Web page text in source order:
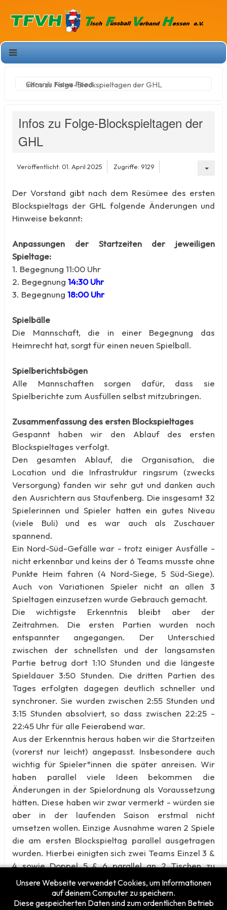
Chronik News Feed
Infos zu Folge-Blockspieltagen der GHL
Infos zu Folge-Blockspieltagen der
GHL
Veröffentlicht: 01. April 2025 Zugriffe: 9129
Der Vorstand gibt nach dem Resümee des ersten
Blockspieltags der GHL folgende Änderungen und
Hinweise bekannt:
Anpassungen der Startzeiten der jeweiligen
Spieltage:
1. Begegnung 11:00 Uhr
2. Begegnung 14:30 Uhr
3. Begegnung 18:00 Uhr
Spielbälle
Die Mannschaft, die in einer Begegnung das
Heimrecht hat, sorgt für einen neuen Spielball.
Spielberichtsbögen
Alle Mannschaften sorgen dafür, dass sie
Spielberichte zum Ausfüllen selbst mitzubringen.
Zusammenfassung des ersten Blockspieltages
Gespannt haben wir den Ablauf des ersten
Blockspieltages verfolgt.
Den gesamten Ablauf, die Organisation, die
Location und die Infrastruktur ringsrum (zwecks
Versorgung) fanden wir sehr gut und danken auch
den Ausrichtern aus Staufenberg. Die insgesamt 32
Spielerinnen und Spieler hatten ein gutes Niveau
(viele Buli) und es war auch als Zuschauer
spannend.
Ein Nord-Süd-Gefälle war - trotz einiger Ausfälle -
nicht erkennbar und keins der 6 Teams musste ohne
Punkte Heim fahren (4 Nord-Siege, 5 Süd-Siege).
Auch von Variationen Spieler nicht an allen 3
Spieltagen einzusetzen wurde Gebrauch gemacht.
Die wichtigste Erkenntnis bleibt aber der
Zeitrahmen. Die ersten Partien wurden noch
entspannter angegangen. Der Unterschied
zwischen der schnellsten und der langsamsten
Partie betrug dort 1:10 Stunden und die längeste
Spieldauer 3:50 Stunden. Die dritten Partien des
Tages erfolgten dagegen deutlich schneller und
synchroner. Sie wurden zwischen 2:55 Stunden und
3:15 Stunden absolviert, so dass zwischen 22:25 -
22:45 Uhr für alle Feierabend war.
Aus der Erkenntnis heraus haben wir die Startzeiten
(vorerst nur leicht) angepasst. Insbesondere auch
wichtig für Spieler*innen die später anreisen. Wir
haben parallel viele Ideen bekommen die
Änderungen in der Spielordnung als Voraussetzung
hätten. Diese haben wir zwar vermerkt - würden sie
aber in der laufenden Saison erstmal nicht
umsetzen wollen. Einzige Ausnahme waren 2 Spiele
die am ersten Blockspieltag parallel ausgetragen
wurden. Hierbei einigten sich zwei Teams Einzel 3 &
4 sowie Doppel 5 & 6 parallel an 2 Tischen zu
spielen.
Unsere Webseite verwendet Cookies, um Informationen
auf deinem Computer zu speichern.
Diese gespeicherten Daten sind zum ordentlichen Betrieb